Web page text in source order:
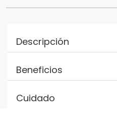
Descripción
Beneficios
Cuidado